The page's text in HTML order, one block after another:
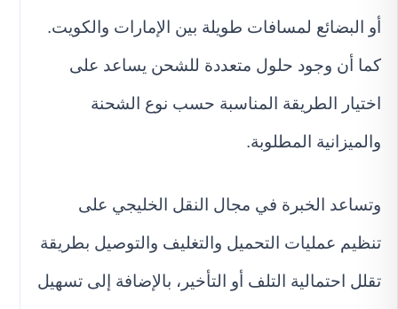
أو البضائع لمسافات طويلة بين الإمارات والكويت.
كما أن وجود حلول متعددة للشحن يساعد على
اختيار الطريقة المناسبة حسب نوع الشحنة
والميزانية المطلوبة.
وتساعد الخبرة في مجال النقل الخليجي على
تنظيم عمليات التحميل والتغليف والتوصيل بطريقة
تقلل احتمالية التلف أو التأخير، بالإضافة إلى تسهيل